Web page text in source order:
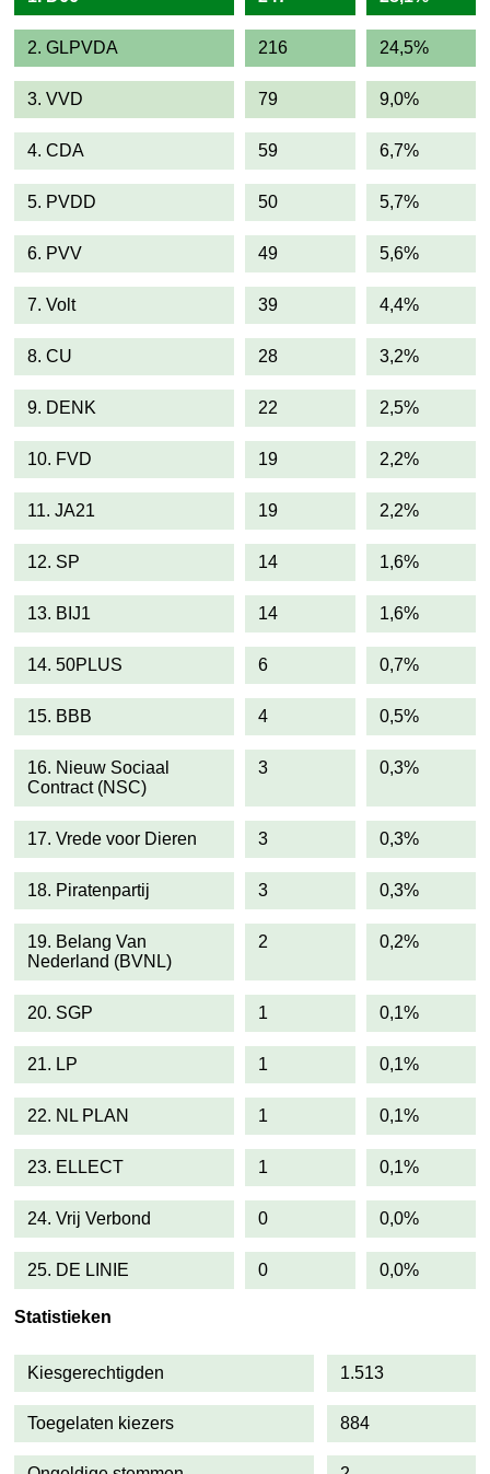
2. GLPVDA 216 24,5%
3. VVD 79 9,0%
4. CDA 59 6,7%
5. PVDD 50 5,7%
6. PVV 49 5,6%
7. Volt 39 4,4%
8. CU 28 3,2%
9. DENK 22 2,5%
10. FVD 19 2,2%
11. JA21 19 2,2%
12. SP 14 1,6%
13. BIJ1 14 1,6%
14. 50PLUS 6 0,7%
15. BBB 4 0,5%
16. Nieuw Sociaal
Contract (NSC)
3 0,3%
17. Vrede voor Dieren 3 0,3%
18. Piratenpartij 3 0,3%
19. Belang Van
Nederland (BVNL)
2 0,2%
20. SGP 1 0,1%
21. LP 1 0,1%
22. NL PLAN 1 0,1%
23. ELLECT 1 0,1%
24. Vrij Verbond 0 0,0%
25. DE LINIE 0 0,0%
Statistieken
Kiesgerechtigden 1.513
Toegelaten kiezers 884